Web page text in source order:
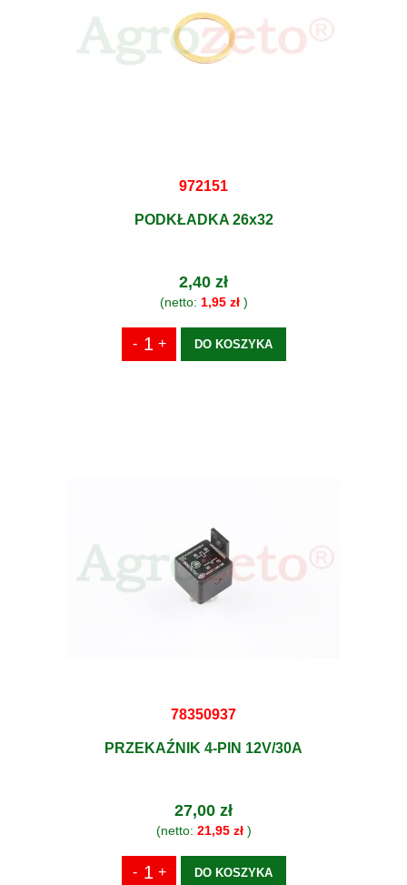
972151
PODKŁADKA 26x32
2,40 zł
(netto: 1,95 zł)
DO KOSZYKA
78350937
PRZEKAŹNIK 4-PIN 12V/30A
27,00 zł
(netto: 21,95 zł)
DO KOSZYKA